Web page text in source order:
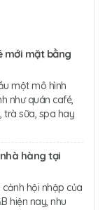
mới mặt bằng
một mô hình
như quán café,
trà sữa, spa hay
hàng tại
hội nhập của
hiện nay, nhu